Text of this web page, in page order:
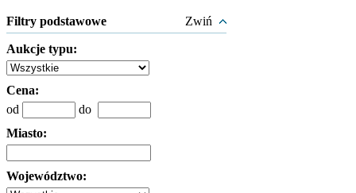
Filtry podstawowe Zwiń
Aukcje typu:
Cena:
od
do
Miasto:
Województwo: